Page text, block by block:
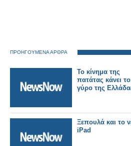
ΠΡΟΗΓΟΥΜΕΝΑ ΑΡΘΡΑ
Το κίνημα της
πατάτας κάνει το
γύρο της
Ξεπουλά και το
iPad